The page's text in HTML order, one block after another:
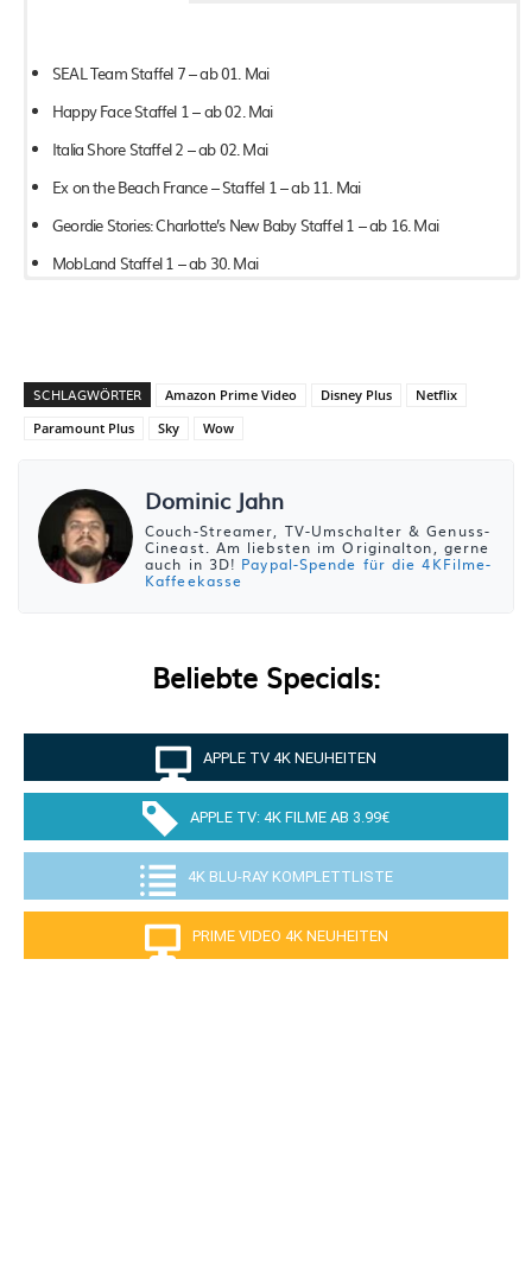
SEAL Team Staffel 7 – ab 01. Mai
Happy Face Staffel 1 – ab 02. Mai
Italia Shore Staffel 2 – ab 02. Mai
Ex on the Beach France – Staffel 1 – ab 11. Mai
Geordie Stories: Charlotte’s New Baby Staffel 1 – ab 16. Mai
MobLand Staffel 1 – ab 30. Mai
Revolutionary Road – ab 20. Mai
Gladiator II – ab 28. Mai
SCHLAGWÖRTER Amazon Prime Video Disney Plus
Netflix
Paramount Plus
Sky Wow
Dominic Jahn
Couch-Streamer, TV-Umschalter & Genuss-
Cineast. Am liebsten im Originalton, gerne
auch in 3D! Paypal-Spende für die 4KFilme-
Kaffeekasse
Beliebte Specials:
APPLE TV 4K NEUHEITEN
APPLE TV: 4K FILME AB 3.99€
4K BLU-RAY KOMPLETTLISTE
PRIME VIDEO 4K NEUHEITEN